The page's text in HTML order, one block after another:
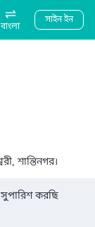
বাংলা
সাইন ইন
শান্তিনগর।
করছি